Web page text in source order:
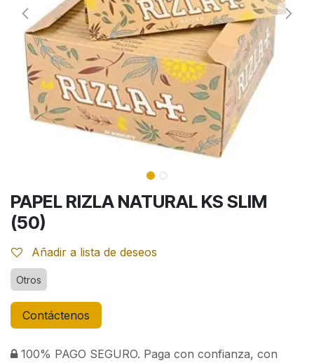
PAPEL RIZLA NATURAL KS SLIM
(50)
Añadir a lista de deseos
Otros
Contáctenos
100% PAGO SEGURO. Paga con confianza, con